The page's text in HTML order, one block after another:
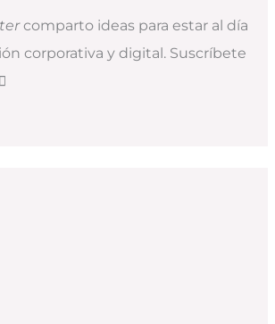
comparto ideas para estar al día
corporativa y digital. Suscríbete